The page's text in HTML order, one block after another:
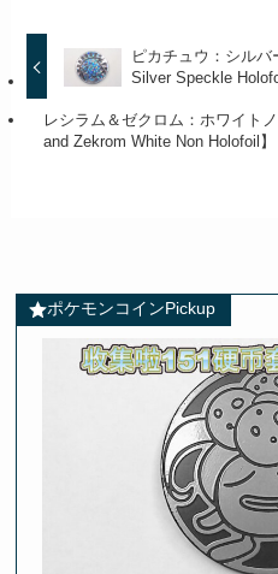
ピカチュウ：シル
Silver Speckle
レシラム＆ゼクロム：ホワイト
and Zekrom White Non Holofoil】
ポケモンコインPickup